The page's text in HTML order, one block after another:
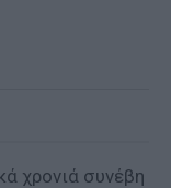
χρονιά συνέβη